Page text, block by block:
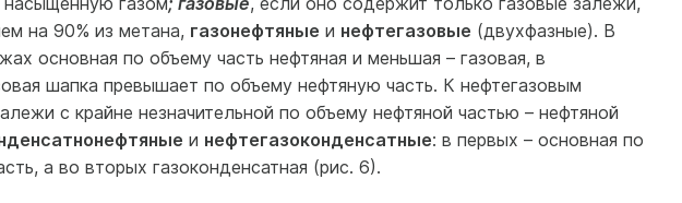
на 90% из метана, газонефтяные и нефтегазовые (двухфазные). В
основная по объему часть нефтяная и меньшая – газовая, в
шапка превышает по объему нефтяную часть. К нефтегазовым
с крайне незначительной по объему нефтяной частью – нефтяной
и нефтегазоконденсатные: в первых – основная по
а во вторых газоконденсатная (рис. 6).